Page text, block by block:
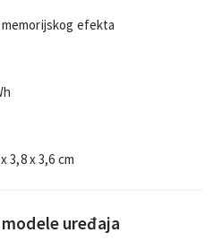
efekta
3,8 x 3,6 cm
uređaja